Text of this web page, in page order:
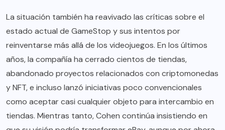
La situación también ha reavivado las críticas sobre el
estado actual de GameStop y sus intentos por
reinventarse más allá de los videojuegos. En los últimos
años, la compañía ha cerrado cientos de tiendas,
abandonado proyectos relacionados con criptomonedas
y NFT, e incluso lanzó iniciativas poco convencionales
como aceptar casi cualquier objeto para intercambio en
tiendas. Mientras tanto, Cohen continúa insistiendo en